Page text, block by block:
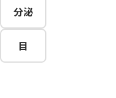
分泌
目